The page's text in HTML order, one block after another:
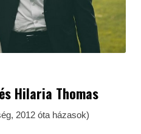
és Hilaria Thomas
2012 óta házasok)